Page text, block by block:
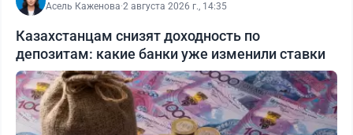
Асель Каженова·2 августа 2026 г., 14:35
Казахстанцам снизят доходность по
депозитам: какие банки уже изменили ставки